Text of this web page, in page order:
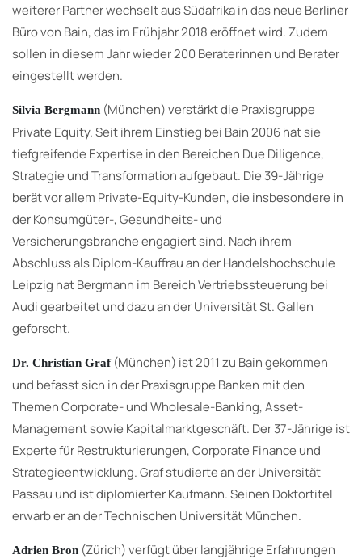
weiterer Partner wechselt aus Südafrika in das neue Berliner
Büro von Bain, das im Frühjahr 2018 eröffnet wird. Zudem
sollen in diesem Jahr wieder 200 Beraterinnen und Berater
eingestellt werden.
Silvia Bergmann (München) verstärkt die Praxisgruppe
Private Equity. Seit ihrem Einstieg bei Bain 2006 hat sie
tiefgreifende Expertise in den Bereichen Due Diligence,
Strategie und Transformation aufgebaut. Die 39-Jährige
berät vor allem Private-Equity-Kunden, die insbesondere in
der Konsumgüter-, Gesundheits- und
Versicherungsbranche engagiert sind. Nach ihrem
Abschluss als Diplom-Kauffrau an der Handelshochschule
Leipzig hat Bergmann im Bereich Vertriebssteuerung bei
Audi gearbeitet und dazu an der Universität St. Gallen
geforscht.
Dr. Christian Graf(München) ist 2011 zu Bain gekommen
und befasst sich in der Praxisgruppe Banken mit den
Themen Corporate- und Wholesale-Banking, Asset-
Management sowie Kapitalmarktgeschäft. Der 37-Jährige ist
Experte für Restrukturierungen, Corporate Finance und
Strategieentwicklung. Graf studierte an der Universität
Passau und ist diplomierter Kaufmann. Seinen Doktortitel
erwarb er an der Technischen Universität München.
Adrien Bron (Zürich) verfügt über langjährige Erfahrungen